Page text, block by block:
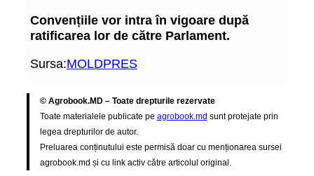
Convențiile vor intra în vigoare după
ratificarea lor de către Parlament.
Sursa:MOLDPRES
© Agrobook.MD – Toate drepturile rezervate
Toate materialele publicate pe agrobook.md sunt protejate prin
legea drepturilor de autor.
Preluarea conținutului este permisă doar cu menționarea sursei
agrobook.md și cu link activ către articolul original.